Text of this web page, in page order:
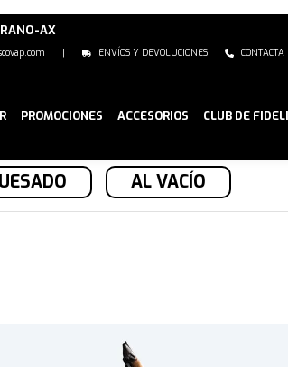
AX
AL VACÍO